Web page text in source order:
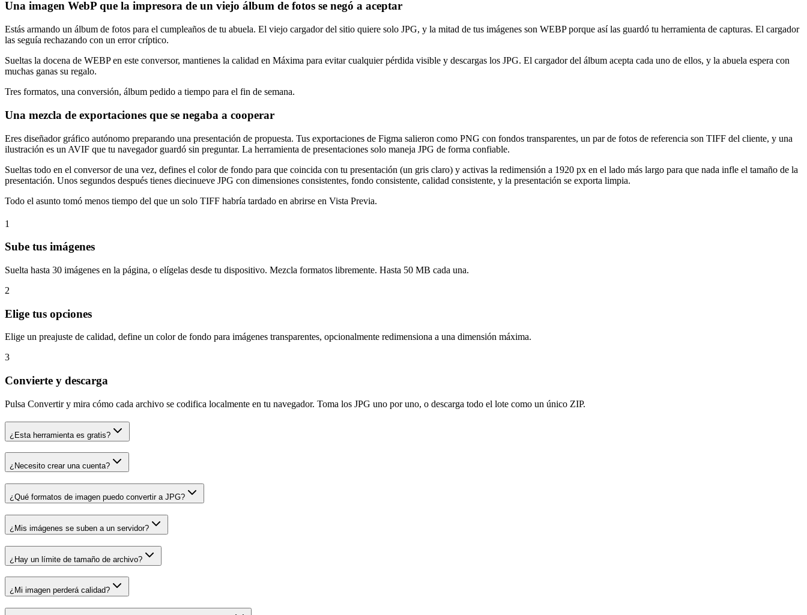
Una imagen WebP que la impresora de un viejo álbum de fotos se negó a aceptar
Estás armando un álbum de fotos para el cumpleaños de tu abuela. El viejo cargador del sitio quiere solo JPG, y la mitad de tus imágenes son WEBP porque así las guardó tu herramienta de capturas. El cargador
las seguía rechazando con un error críptico.
Sueltas la docena de WEBP en este conversor, mantienes la calidad en Máxima para evitar cualquier pérdida visible y descargas los JPG. El cargador del álbum acepta cada uno de ellos, y la abuela espera con
muchas ganas su regalo.
Tres formatos, una conversión, álbum pedido a tiempo para el fin de semana.
Una mezcla de exportaciones que se negaba a cooperar
Eres diseñador gráfico autónomo preparando una presentación de propuesta. Tus exportaciones de Figma salieron como PNG con fondos transparentes, un par de fotos de referencia son TIFF del cliente, y una
ilustración es un AVIF que tu navegador guardó sin preguntar. La herramienta de presentaciones solo maneja JPG de forma confiable.
Sueltas todo en el conversor de una vez, defines el color de fondo para que coincida con tu presentación (un gris claro) y activas la redimensión a 1920 px en el lado más largo para que nada infle el tamaño de la
presentación. Unos segundos después tienes diecinueve JPG con dimensiones consistentes, fondo consistente, calidad consistente, y la presentación se exporta limpia.
Todo el asunto tomó menos tiempo del que un solo TIFF habría tardado en abrirse en Vista Previa.
1
Sube tus imágenes
Suelta hasta 30 imágenes en la página, o elígelas desde tu dispositivo. Mezcla formatos libremente. Hasta 50 MB cada una.
2
Elige tus opciones
Elige un preajuste de calidad, define un color de fondo para imágenes transparentes, opcionalmente redimensiona a una dimensión máxima.
3
Convierte y descarga
Pulsa Convertir y mira cómo cada archivo se codifica localmente en tu navegador. Toma los JPG uno por uno, o descarga todo el lote como un único ZIP.
¿Esta herramienta es gratis?
¿Necesito crear una cuenta?
¿Qué formatos de imagen puedo convertir a JPG?
¿Mis imágenes se suben a un servidor?
¿Hay un límite de tamaño de archivo?
¿Mi imagen perderá calidad?